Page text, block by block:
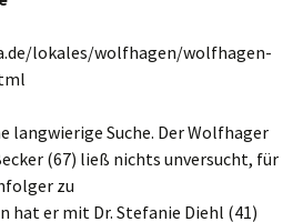
lokales/wolfhagen/wolfhagen-
langwierige Suche. Der Wolfhager
(67) ließ nichts unversucht, für
zu
hat er mit Dr. Stefanie Diehl (41)